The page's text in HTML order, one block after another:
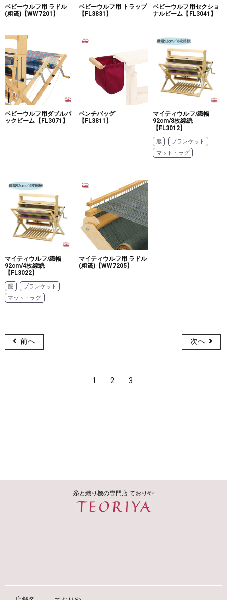
ベビーウルフ用 ラドル
(粗筬)【WW7201】
ベビーウルフ用 トラップ
【FL3831】
ベビーウルフ用セクショ
ナルビーム【FL3041】
ベビーウルフ用ダブルバ
ックビーム【FL3071】
ベンチバッグ
【FL3811】
マイティウルフ/織幅
92cm/8枚綜絖
【FL3012】
服
ブランケット
マット・ラグ
マイティウルフ/織幅
92cm/4枚綜絖
【FL3022】
服
ブランケット
マット・ラグ
マイティウルフ用 ラドル
(粗筬)【WW7205】
前へ
1 2 3
次へ
糸と織り機の専門店 ておりや